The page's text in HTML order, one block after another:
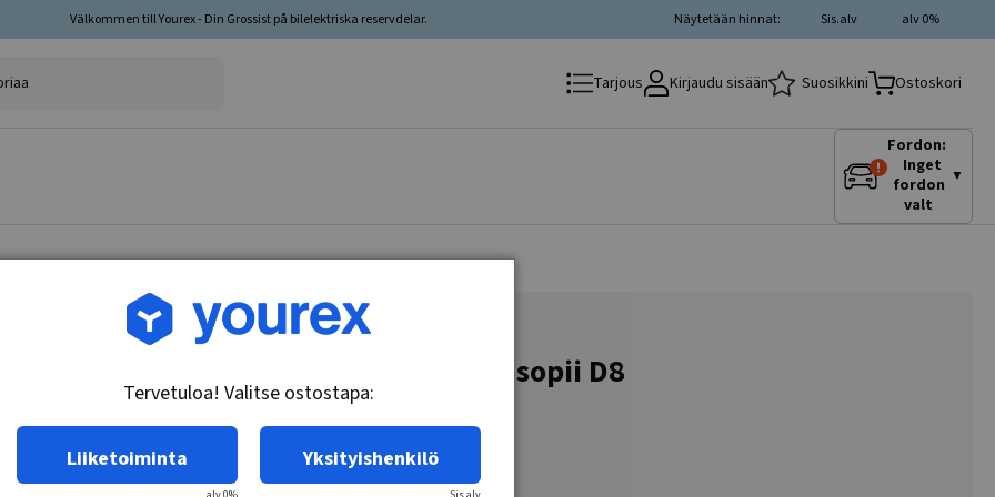
Välkommen till Yourex - Din Grossist på bilelektriska reservdelar. alv 0%
Sis.alv
Näytetään hinnat:
Tarjous Kirjaudu sisään Suosikkini Ostoskori
Fordon:
Inget
fordon
valt
▼
Tuotenro.: 91-605-9678
Starttimoottori 24V-5,5kW sopii D8
Tervetuloa! Valitse ostostapa:
Liiketoiminta Yksityishenkilö